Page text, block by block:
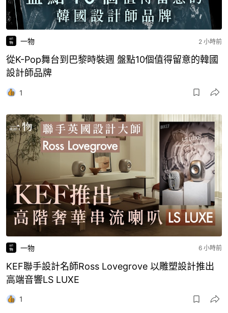
一物 2 小時前
從K-Pop舞台到巴黎時裝週 盤點10個值得留意的韓國
設計師品牌
1
一物 6 小時前
KEF聯手設計名師Ross Lovegrove 以雕塑設計推出
高端音響LS LUXE
1